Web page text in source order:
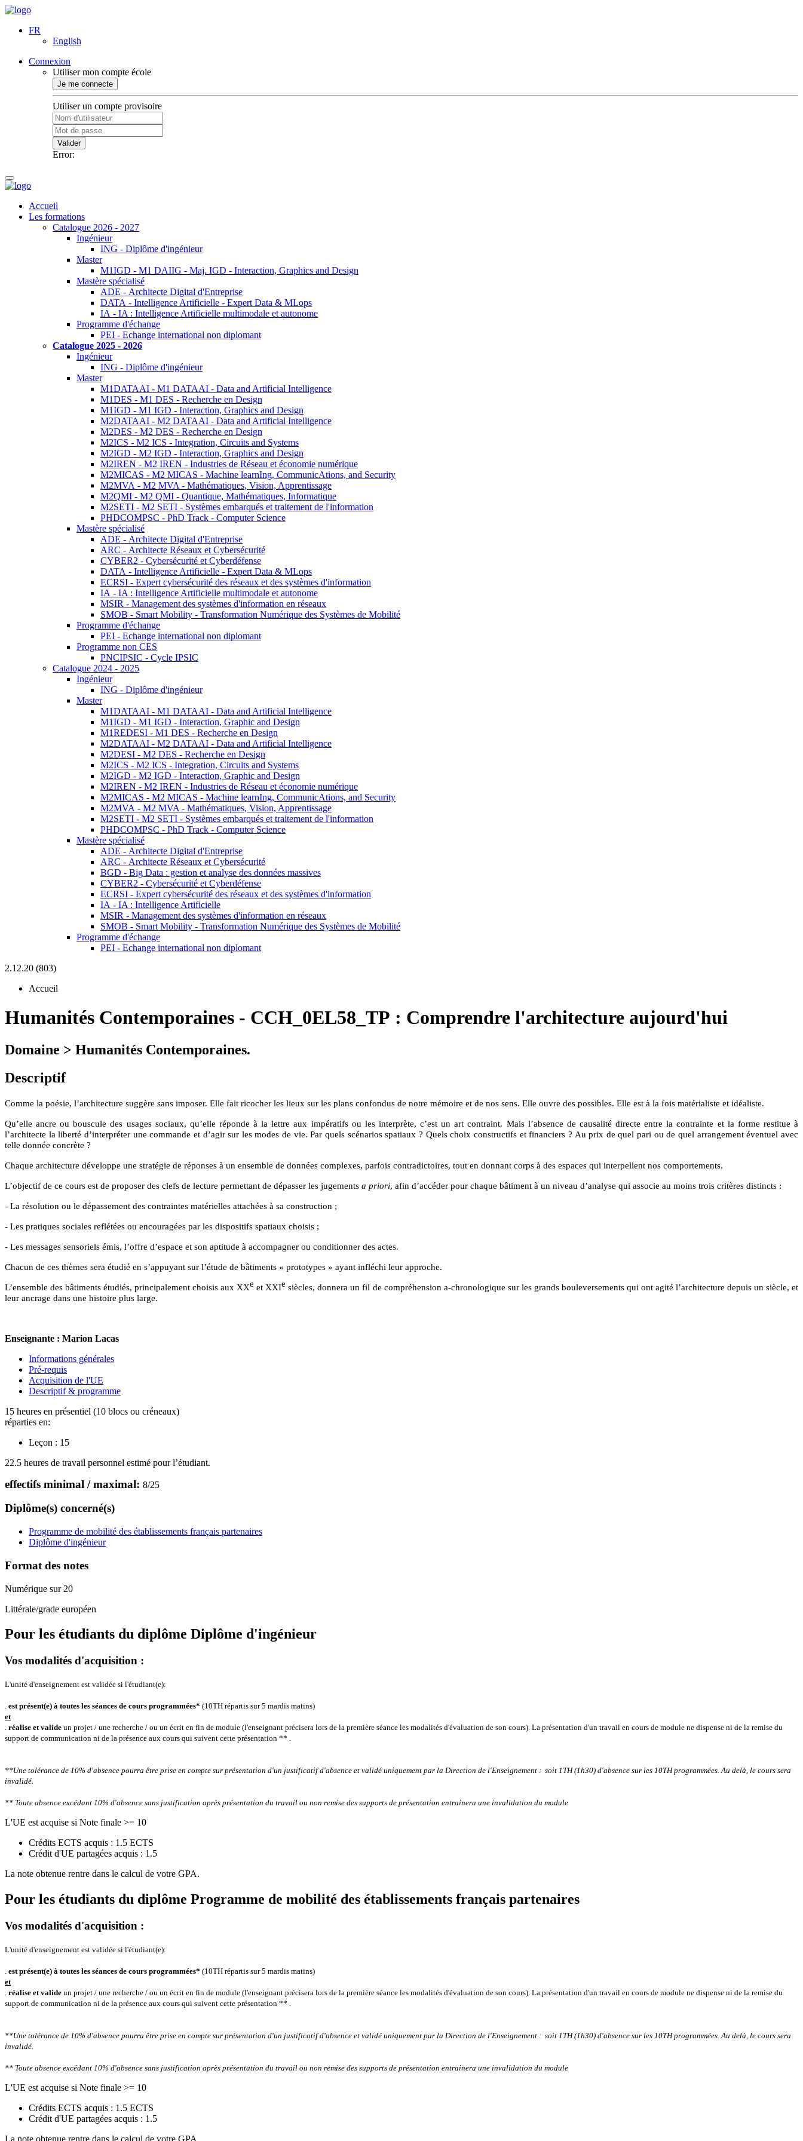
FR
English
Connexion
Utiliser mon compte école
Je me connecte
Utiliser un compte provisoire
Valider
Error:
Accueil
Les formations
Catalogue 2026 - 2027
Ingénieur
ING - Diplôme d'ingénieur
Master
M1IGD - M1 DAIIG - Maj. IGD - Interaction, Graphics and Design
Mastère spécialisé
ADE - Architecte Digital d'Entreprise
DATA - Intelligence Artificielle - Expert Data & MLops
IA - IA : Intelligence Artificielle multimodale et autonome
Programme d'échange
PEI - Echange international non diplomant
Catalogue 2025 - 2026
Ingénieur
ING - Diplôme d'ingénieur
Master
M1DATAAI - M1 DATAAI - Data and Artificial Intelligence
M1DES - M1 DES - Recherche en Design
M1IGD - M1 IGD - Interaction, Graphics and Design
M2DATAAI - M2 DATAAI - Data and Artificial Intelligence
M2DES - M2 DES - Recherche en Design
M2ICS - M2 ICS - Integration, Circuits and Systems
M2IGD - M2 IGD - Interaction, Graphics and Design
M2IREN - M2 IREN - Industries de Réseau et économie numérique
M2MICAS - M2 MICAS - Machine learnIng, CommunicAtions, and Security
M2MVA - M2 MVA - Mathématiques, Vision, Apprentissage
M2QMI - M2 QMI - Quantique, Mathématiques, Informatique
M2SETI - M2 SETI - Systèmes embarqués et traitement de l'information
PHDCOMPSC - PhD Track - Computer Science
Mastère spécialisé
ADE - Architecte Digital d'Entreprise
ARC - Architecte Réseaux et Cybersécurité
CYBER2 - Cybersécurité et Cyberdéfense
DATA - Intelligence Artificielle - Expert Data & MLops
ECRSI - Expert cybersécurité des réseaux et des systèmes d'information
IA - IA : Intelligence Artificielle multimodale et autonome
MSIR - Management des systèmes d'information en réseaux
SMOB - Smart Mobility - Transformation Numérique des Systèmes de Mobilité
Programme d'échange
PEI - Echange international non diplomant
Programme non CES
PNCIPSIC - Cycle IPSIC
Catalogue 2024 - 2025
Ingénieur
ING - Diplôme d'ingénieur
Master
M1DATAAI - M1 DATAAI - Data and Artificial Intelligence
M1IGD - M1 IGD - Interaction, Graphic and Design
M1REDESI - M1 DES - Recherche en Design
M2DATAAI - M2 DATAAI - Data and Artificial Intelligence
M2DESI - M2 DES - Recherche en Design
M2ICS - M2 ICS - Integration, Circuits and Systems
M2IGD - M2 IGD - Interaction, Graphic and Design
M2IREN - M2 IREN - Industries de Réseau et économie numérique
M2MICAS - M2 MICAS - Machine learnIng, CommunicAtions, and Security
M2MVA - M2 MVA - Mathématiques, Vision, Apprentissage
M2SETI - M2 SETI - Systèmes embarqués et traitement de l'information
PHDCOMPSC - PhD Track - Computer Science
Mastère spécialisé
ADE - Architecte Digital d'Entreprise
ARC - Architecte Réseaux et Cybersécurité
BGD - Big Data : gestion et analyse des données massives
CYBER2 - Cybersécurité et Cyberdéfense
ECRSI - Expert cybersécurité des réseaux et des systèmes d'information
IA - IA : Intelligence Artificielle
MSIR - Management des systèmes d'information en réseaux
SMOB - Smart Mobility - Transformation Numérique des Systèmes de Mobilité
Programme d'échange
PEI - Echange international non diplomant
2.12.20 (803)
Accueil
Humanités Contemporaines - CCH_0EL58_TP : Comprendre l'architecture aujourd'hui
Domaine > Humanités Contemporaines.
Descriptif
Comme la poésie, l’architecture suggère sans imposer. Elle fait ricocher les lieux sur les plans confondus de notre mémoire et de nos sens. Elle ouvre des possibles. Elle est à la fois matérialiste et idéaliste.
Qu’elle ancre ou bouscule des usages sociaux, qu’elle réponde à la lettre aux impératifs ou les interprète, c’est un art contraint. Mais l’absence de causalité directe entre la contrainte et la forme restitue à
l’architecte la liberté d’interpréter une commande et d’agir sur les modes de vie. Par quels scénarios spatiaux ? Quels choix constructifs et financiers ? Au prix de quel pari ou de quel arrangement éventuel avec
telle donnée concrète ?
Chaque architecture développe une stratégie de réponses à un ensemble de données complexes, parfois contradictoires, tout en donnant corps à des espaces qui interpellent nos comportements.
L’objectif de ce cours est de proposer des clefs de lecture permettant de dépasser les jugements a priori, afin d’accéder pour chaque bâtiment à un niveau d’analyse qui associe au moins trois critères distincts :
- La résolution ou le dépassement des contraintes matérielles attachées à sa construction ;
- Les pratiques sociales reflétées ou encouragées par les dispositifs spatiaux choisis ;
- Les messages sensoriels émis, l’offre d’espace et son aptitude à accompagner ou conditionner des actes.
Chacun de ces thèmes sera étudié en s’appuyant sur l’étude de bâtiments « prototypes » ayant infléchi leur approche.
L’ensemble des bâtiments étudiés, principalement choisis aux XXe et XXIe siècles, donnera un fil de compréhension a-chronologique sur les grands bouleversements qui ont agité l’architecture depuis un siècle, et
leur ancrage dans une histoire plus large.
Enseignante : Marion Lacas
Informations générales
Pré-requis
Acquisition de l'UE
Descriptif & programme
15 heures en présentiel (10 blocs ou créneaux)
réparties en:
Leçon : 15
22.5 heures de travail personnel estimé pour l’étudiant.
effectifs minimal / maximal: 8/25
Diplôme(s) concerné(s)
Programme de mobilité des établissements français partenaires
Diplôme d'ingénieur
Format des notes
Numérique sur 20
Littérale/grade européen
Pour les étudiants du diplôme Diplôme d'ingénieur
Vos modalités d'acquisition :
L'unité d'enseignement est validée si l'étudiant(e):
. est présent(e) à toutes les séances de cours programmées* (10TH répartis sur 5 mardis matins)
et
. réalise et valide un projet / une recherche / ou un écrit en fin de module (l'enseignant précisera lors de la première séance les modalités d'évaluation de son cours). La présentation d'un travail en cours de module ne dispense ni de la remise du
support de communication ni de la présence aux cours qui suivent cette présentation ** .
**Une tolérance de 10% d'absence pourra être prise en compte sur présentation d'un justificatif d'absence et validé uniquement par la Direction de l'Enseignement : soit 1TH (1h30) d'absence sur les 10TH programmées.Au delà, le cours sera
invalidé.
** Toute absence excédant 10% d'absence sans justification après présentation du travail ou non remise des supports de présentation entrainera une invalidation du module
L'UE est acquise si Note finale >= 10
Crédits ECTS acquis : 1.5 ECTS
Crédit d'UE partagées acquis : 1.5
La note obtenue rentre dans le calcul de votre GPA.
Pour les étudiants du diplôme Programme de mobilité des établissements français partenaires
Vos modalités d'acquisition :
L'unité d'enseignement est validée si l'étudiant(e):
est présent(e) à toutes les séances de cours programmées* (10TH répartis sur 5 mardis matins)
et
réalise et valide un projet / une recherche / ou un écrit en fin de module (l'enseignant précisera lors de la première séance les modalités d'évaluation de son cours). La présentation d'un travail en cours de module ne dispense ni de la remise du
support de communication ni de la présence aux cours qui suivent cette présentation ** .
**Une tolérance de 10% d'absence pourra être prise en compte sur présentation d'un justificatif d'absence et validé uniquement par la Direction de l'Enseignement : soit 1TH (1h30) d'absence sur les 10TH programmées. Au delà, le cours sera
invalidé.
** Toute absence excédant 10% d'absence sans justification après présentation du travail ou non remise des supports de présentation entrainera une invalidation du module
L'UE est acquise si Note finale >= 10
Crédits ECTS acquis : 1.5 ECTS
Crédit d'UE partagées acquis : 1.5
La note obtenue rentre dans le calcul de votre GPA.